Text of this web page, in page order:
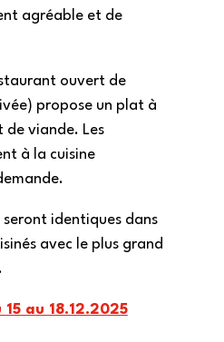
agréable et de
ouvert de
propose un plat à
de viande. Les
à la cuisine
seront identiques dans
avec le plus grand
au 18.12.2025